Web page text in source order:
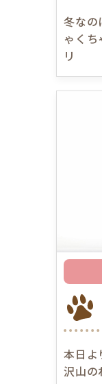
冬なの
ゃく
リ
本日
沢山